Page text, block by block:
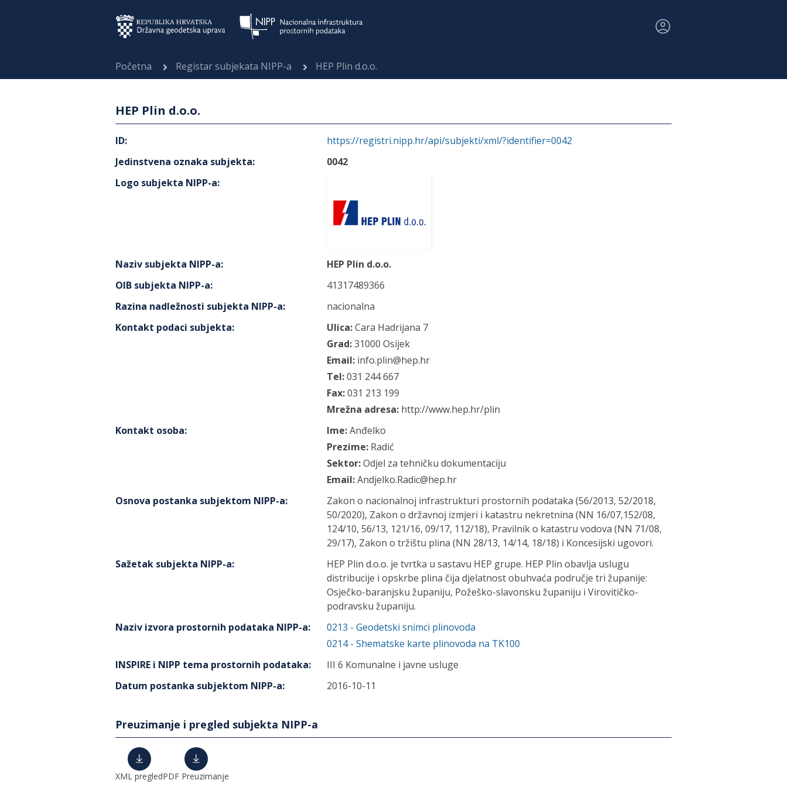
Početna Registar subjekata NIPP-a HEP Plin d.o.o.
HEP Plin d.o.o.
ID:
https://registri.nipp.hr/api/subjekti/xml/?identifier=0042
Jedinstvena oznaka subjekta:
0042
Logo subjekta NIPP-a:
Naziv subjekta NIPP-a:
HEP Plin d.o.o.
OIB subjekta NIPP-a:
41317489366
Razina nadležnosti subjekta NIPP-a:
nacionalna
Kontakt podaci subjekta: Ulica:Cara Hadrijana 7
Grad:31000 Osijek
Email: info.plin@hep.hr
Tel:031 244 667
Fax:031 213 199
Mrežna adresa: http://www.hep.hr/plin
Kontakt osoba: Ime:Anđelko
Prezime: Radić
Sektor:Odjel za tehničku dokumentaciju
Email:Andjelko.Radic@hep.hr
Osnova postanka subjektom NIPP-a:
Zakon o nacionalnoj infrastrukturi prostornih podataka (56/2013, 52/2018,
50/2020), Zakon o državnoj izmjeri i katastru nekretnina (NN 16/07,152/08,
124/10, 56/13, 121/16, 09/17, 112/18), Pravilnik o katastru vodova (NN 71/08,
29/17), Zakon o tržištu plina (NN 28/13, 14/14, 18/18) i Koncesijski ugovori.
Sažetak subjekta NIPP-a:
HEP Plin d.o.o. je tvrtka u sastavu HEP grupe. HEP Plin obavlja uslugu
distribucije i opskrbe plina čija djelatnost obuhvaća područje tri županije:
Osječko-baranjsku županiju, Požeško-slavonsku županiju i Virovitičko-
podravsku županiju.
Naziv izvora prostornih podataka NIPP-a: 0213 - Geodetski snimci plinovoda
0214- Shematske karte plinovoda na TK100
INSPIRE i NIPP tema prostornih podataka:
III 6 Komunalne i javne usluge
Datum postanka subjektom NIPP-a: 2016-10-11
Preuzimanje i pregled subjekta NIPP-a
XML pregledPDF Preuzimanje